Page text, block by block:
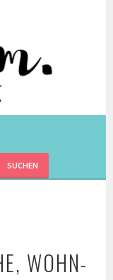
東京
JAPANER.
WOHN-